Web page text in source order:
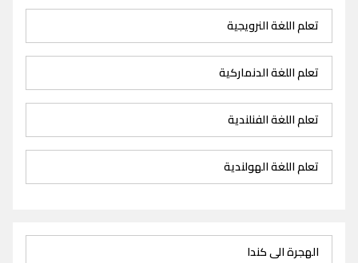
تعلم اللغة النرويجية
تعلم اللغة الدنماركية
تعلم اللغة الفنلندية
تعلم اللغة الهولندية
الهجرة الى كندا